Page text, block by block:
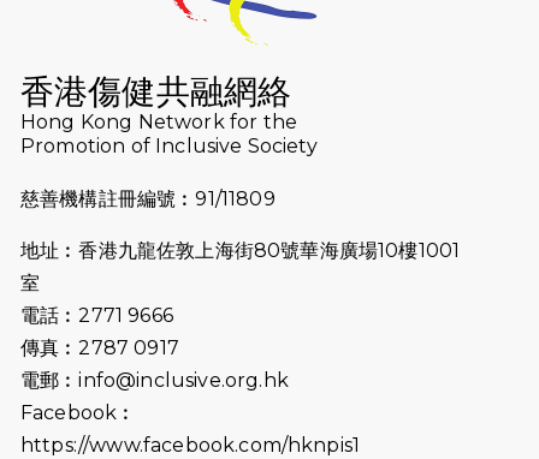
猛龍長跑隊恆常練習 - 7月16日
2026-07-10
【猛龍戈壁118公里分享暨香港傷健共
融網絡15周年晚宴】
2026-07-09
猛龍長跑隊恆常練習 - 7月9日（19:00
2026-07-02
2026-06-25
（19:00開始）
2026-06-18
猛龍長跑隊恆常練習 - 6月18日
香港傷健共融網絡
Hong Kong Network for the
Promotion of Inclusive Society
慈善機構註冊編號︰91/11809
地址︰香港九龍佐敦上海街80號華海廣場10樓1001
室
電話︰2771 9666
傳真︰2787 0917
電郵︰info@inclusive.org.hk
Facebook︰
https://www.facebook.com/hknpis1